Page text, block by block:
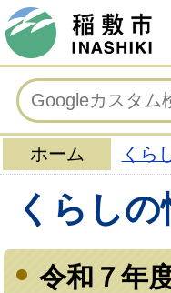
ホーム くら
くらしの
令和７年